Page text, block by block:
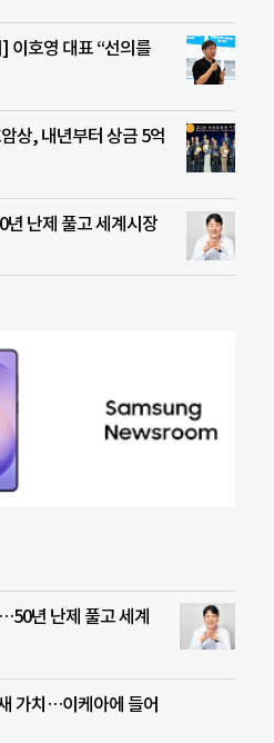
이호영 대표 “선의를
상, 내년부터 상금 5억
년 난제 풀고 세계시장
년 난제 풀고 세계
가치…이케아에 들어